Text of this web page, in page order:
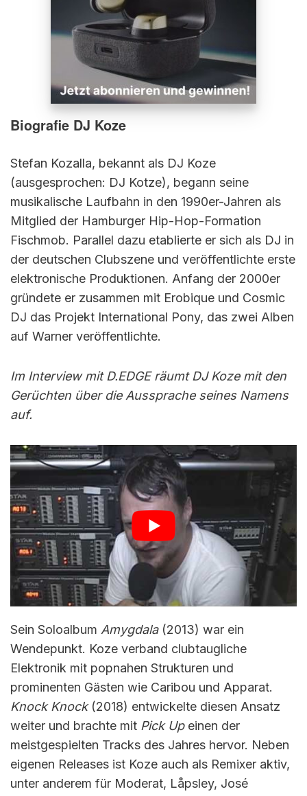
Biografie DJ Koze
Stefan Kozalla, bekannt als DJ Koze
(ausgesprochen: DJ Kotze), begann seine
musikalische Laufbahn in den 1990er-Jahren als
Mitglied der Hamburger Hip-Hop-Formation
Fischmob. Parallel dazu etablierte er sich als DJ in
der deutschen Clubszene und veröffentlichte erste
elektronische Produktionen. Anfang der 2000er
gründete er zusammen mit Erobique und Cosmic
DJ das Projekt International Pony, das zwei Alben
auf Warner veröffentlichte.
Im Interview mit D.EDGE räumt DJ Koze mit den
Gerüchten über die Aussprache seines Namens
auf.
Sein Soloalbum Amygdala(2013) war ein
Wendepunkt. Koze verband clubtaugliche
Elektronik mit popnahen Strukturen und
prominenten Gästen wie Caribou und Apparat.
Knock Knock(2018) entwickelte diesen Ansatz
weiter und brachte mit Pick Upeinen der
meistgespielten Tracks des Jahres hervor. Neben
eigenen Releases ist Koze auch als Remixer aktiv,
unter anderem für Moderat, Låpsley, José